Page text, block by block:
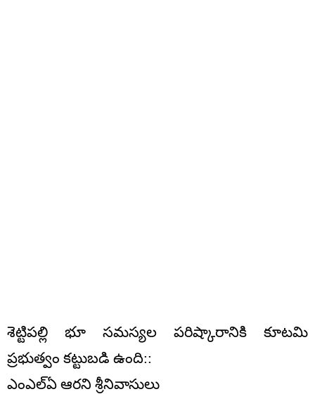
శెట్టిపల్లి భూ సమస్యల పరిష్కారానికి కూటమి
ప్రభుత్వం కట్టుబడి ఉంది::
ఎంఎల్ఏ ఆరని శ్రీనివాసులు